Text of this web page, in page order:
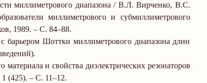
миллиметрового диапазона / В.Л. Вирченко, В.С.
миллиметрового и субмиллиметрового
1989. – С. 84–88.
Шоттки миллиметрового диапазона длин
и свойства диэлектрических резонаторов
(425). – С. 11–12.